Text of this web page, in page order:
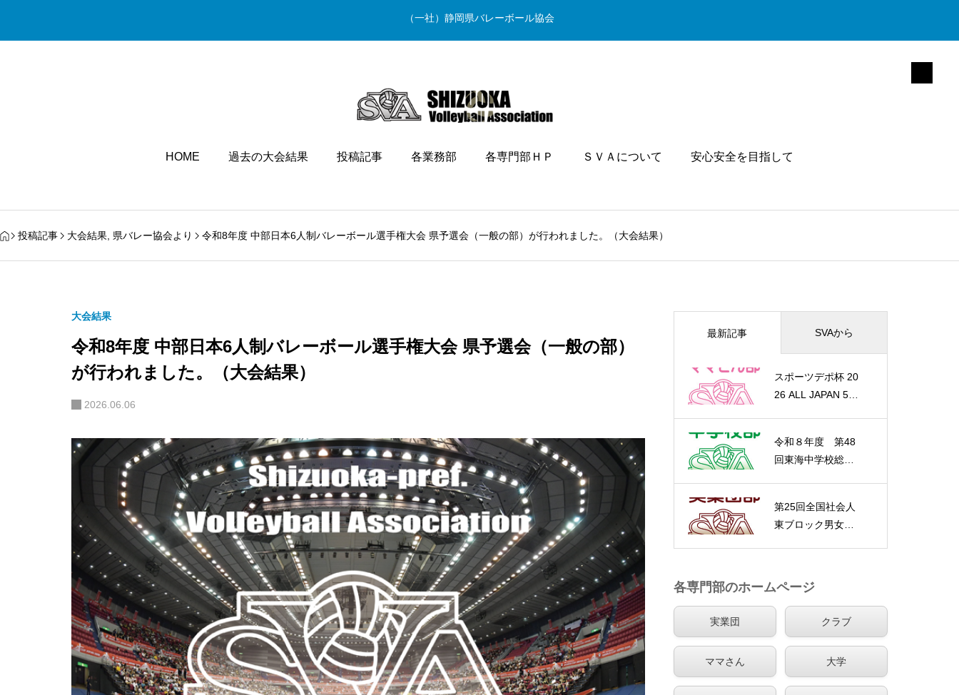
（一社）静岡県バレーボール協会
HOME 過去の大会結果 投稿記事 各業務部 各専門部ＨＰ ＳＶＡについて 安心安全を目指して
投稿記事 大会結果, 県バレー協会より 令和8年度 中部日本6人制バレーボール選手権大会 県予選会（一般の部）が行われました。（大会結果）
大会結果
令和8年度 中部日本6人制バレーボール選手権大会 県予選会（一般の部）
が行われました。（大会結果）
2026.06.06
最新記事 SVAから
スポーツデポ杯 20
26 ALL JAPAN 5
が開催されまし
た。（大会結果）
令和８年度 第48
回東海中学校総合
れます
第25回全国社会人
東ブロック男女優
（大会結果）
各専門部のホームページ
実業団 クラブ
ママさん 大学